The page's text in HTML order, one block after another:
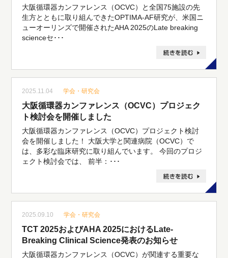
大阪循環器カンファレンス（OCVC）と全国75施設の先
生方とともに取り組んできたOPTIMA-AF研究が、米国ニ
ューオーリンズで開催されたAHA 2025のLate breaking
scienceセ･･･
2025.11.04 学会・研究会
大阪循環器カンファレンス（OCVC）プロジェク
ト検討会を開催しました
大阪循環器カンファレンス（OCVC）プロジェクト検討
会を開催しました！ 大阪大学と関連病院（OCVC）で
は、多彩な臨床研究に取り組んでいます。 今回のプロジ
ェクト検討会では、 前半：･･･
2025.09.10 学会・研究会
TCT 2025およびAHA 2025におけるLate-
Breaking Clinical Science発表のお知らせ
大阪循環器カンファレンス（OCVC）が関連する重要な